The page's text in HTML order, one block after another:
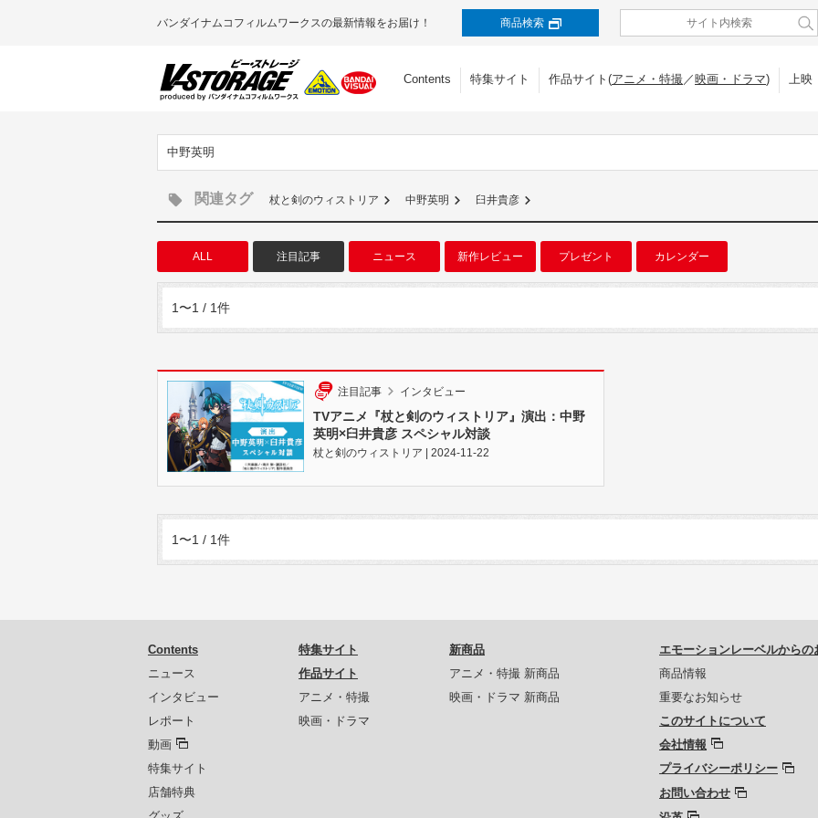
バンダイナムコフィルムワークスの最新情報をお届け！ 商品検索
Contents 特集サイト 作品サイト(アニメ・特撮／映画・ドラマ) 上映
中野英明
関連タグ 杖と剣のウィストリア 中野英明 臼井貴彦
ALL 注目記事 ニュース 新作レビュー プレゼント カレンダー
1〜1 / 1件
注目記事 インタビュー
TVアニメ『杖と剣のウィストリア』演出：中野
英明×臼井貴彦 スペシャル対談
杖と剣のウィストリア | 2024-11-22
1〜1 / 1件
Contents
ニュース
インタビュー
レポート
動画
特集サイト
店舗特典
特集サイト
作品サイト
アニメ・特撮
映画・ドラマ
新商品
アニメ・特撮 新商品
映画・ドラマ 新商品
エモーションレーベルからの
商品情報
重要なお知らせ
このサイトについて
会社情報
プライバシーポリシー
お問い合わせ